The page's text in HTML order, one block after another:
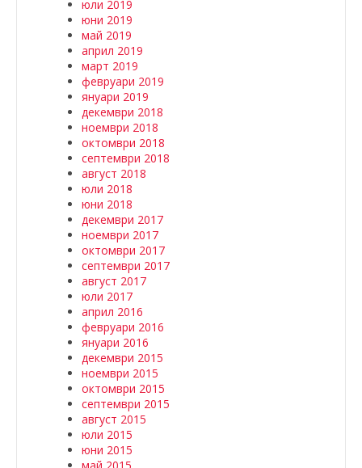
юли 2019
юни 2019
май 2019
април 2019
март 2019
февруари 2019
януари 2019
декември 2018
ноември 2018
октомври 2018
септември 2018
август 2018
юли 2018
юни 2018
декември 2017
ноември 2017
октомври 2017
септември 2017
август 2017
юли 2017
април 2016
февруари 2016
януари 2016
декември 2015
ноември 2015
октомври 2015
септември 2015
август 2015
юли 2015
юни 2015